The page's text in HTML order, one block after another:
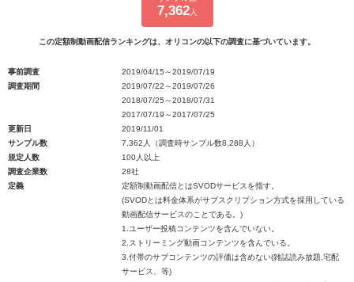
7,362人
この定額制動画配信ランキングは、オリコンの以下の調査に基づいています。
事前調査
2019/04/15～2019/07/19
調査期間
2019/07/22～2019/07/26
2018/07/25～2018/07/31
2017/07/19～2017/07/25
更新日
2019/11/01
サンプル数
7,362人（調査時サンプル数8,288人）
規定人数
100人以上
調査企業数
28社
定義
定額制動画配信とはSVODサービスを指す。
(SVODとは料金体系がサブスクリプション方式を採用している
動画配信サービスのことである。)
1.ユーザー投稿コンテンツを含んでいない。
2.ストリーミング動画コンテンツを含んでいる。
3.付帯のサブコンテンツの評価は含めない(雑誌読み放題,宅配
サービス、等)